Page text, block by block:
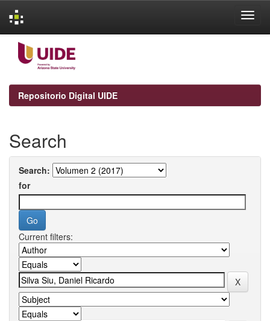
navigation
Repositorio Digital UIDE
Search
Search:
for
Current filters: